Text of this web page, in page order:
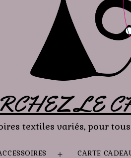
LE
textiles variés, pour
CARTE